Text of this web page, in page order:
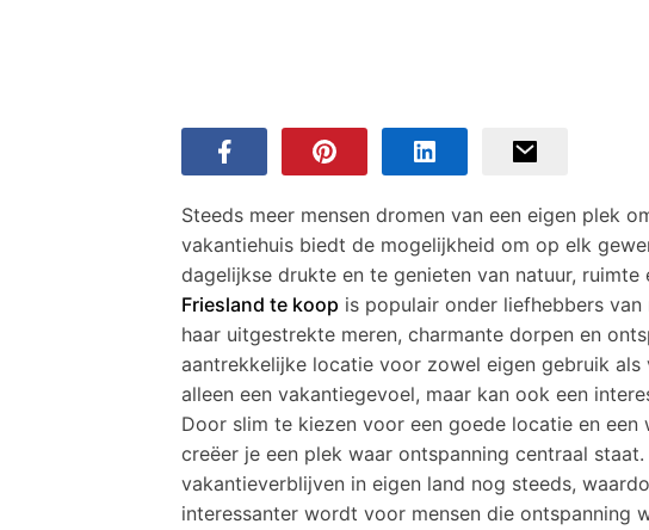
Steeds meer mensen dromen van een eigen plek
vakantiehuis biedt de mogelijkheid om op elk
dagelijkse drukte en te genieten van natuur, ruimte
Friesland te koop is populair onder liefhebbers
haar uitgestrekte meren, charmante dorpen en
aantrekkelijke locatie voor zowel eigen gebruik
alleen een vakantiegevoel, maar kan ook een
Door slim te kiezen voor een goede locatie en
creëer je een plek waar ontspanning centraal
vakantieverblijven in eigen land nog steeds,
interessanter wordt voor mensen die ontspanning